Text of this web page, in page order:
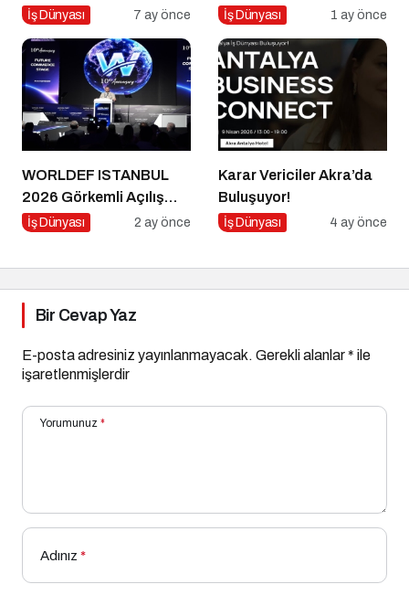
Rehberi
İş Dünyası 7 ay önce İş Dünyası 1 ay önce
WORLDEF ISTANBUL
2026 Görkemli Açılış
Töreniyle Başladı
İş Dünyası 2 ay önce
Karar Vericiler Akra’da
Buluşuyor!
İş Dünyası 4 ay önce
Bir Cevap Yaz
E-posta adresiniz yayınlanmayacak. Gerekli alanlar* ile
işaretlenmişlerdir
Yorumunuz *
Adınız *